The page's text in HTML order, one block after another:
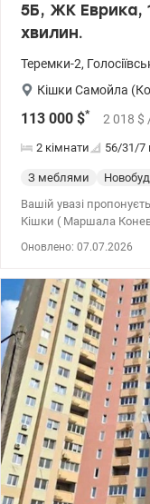
5Б, ЖК Еврика,
хвилин.
Теремки-2,
Кішки Самойла
113 000 $* 2 018 $
2 кімнати 56/31/7
З меблями
Вашій увазі
Кішки ( Маршала
зроблений якісний ремонт повністю
необхідною технікою та меблями тепло
Зразкове парадне та
Голосіївський парк,
магазини, ресторани
басейном, наявність
хвилин, до станції
т.044 200 10 80
Оновлено: 07.07.2026